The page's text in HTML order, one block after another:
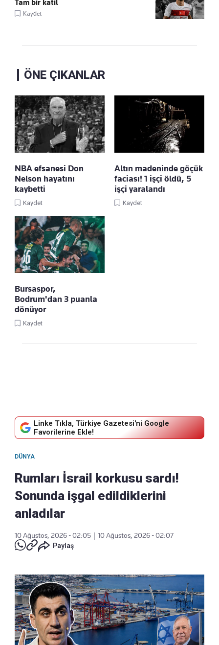
Tam bir katil
Kaydet
ÖNE ÇIKANLAR
NBA efsanesi Don
Nelson hayatını
kaybetti
Kaydet
Altın madeninde göçük
faciası! 1 işçi öldü, 5
işçi yaralandı
Kaydet
Bursaspor,
Bodrum'dan 3 puanla
dönüyor
Kaydet
Linke Tıkla, Türkiye Gazetesi'ni Google
Favorilerine Ekle!
DÜNYA
Rumları İsrail korkusu sardı!
Sonunda işgal edildiklerini
anladılar
10 Ağustos, 2026 - 02:05
10 Ağustos, 2026 - 02:07
Paylaş